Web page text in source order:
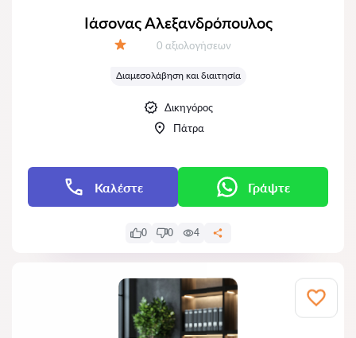
Ιάσονας Αλεξανδρόπουλος
Αξιολογήσεις:
0 αξιολογήσεων
Διαμεσολάβηση και διαιτησία
Δικηγόρος
Πάτρα
Καλέστε Γράψτε
0 0 4